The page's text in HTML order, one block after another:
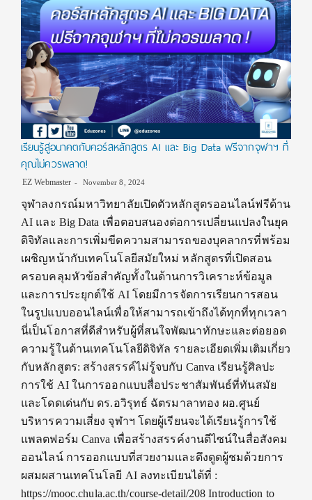
เรียนรู้สู่อนาคตกับคอร์สหลักสูตร AI และ Big Data ฟรีจากจุฬาฯ ที่
คุณไม่ควรพลาด!
EZ Webmaster November 8, 2024
จุฬาลงกรณ์มหาวิทยาลัยเปิดตัวหลักสูตรออนไลน์ฟรีด้าน
AI และ Big Data เพื่อตอบสนองต่อการเปลี่ยนแปลงในยุค
ดิจิทัลและการเพิ่มขีดความสามารถของบุคลากรที่พร้อม
เผชิญหน้ากับเทคโนโลยีสมัยใหม่ หลักสูตรที่เปิดสอน
ครอบคลุมหัวข้อสำคัญทั้งในด้านการวิเคราะห์ข้อมูล
และการประยุกต์ใช้ AI โดยมีการจัดการเรียนการสอน
ในรูปแบบออนไลน์เพื่อให้สามารถเข้าถึงได้ทุกที่ทุกเวลา
นี่เป็นโอกาสที่ดีสำหรับผู้ที่สนใจพัฒนาทักษะและต่อยอด
ความรู้ในด้านเทคโนโลยีดิจิทัล รายละเอียดเพิ่มเติมเกี่ยว
กับหลักสูตร: สร้างสรรค์ไม่รู้จบกับ Canva เรียนรู้ศิลปะ
การใช้ AI ในการออกแบบสื่อประชาสัมพันธ์ที่ทันสมัย
และโดดเด่นกับ ดร.อวิรุทธ์ ฉัตรมาลาทอง ผอ.ศูนย์
บริหารความเสี่ยง จุฬาฯ โดยผู้เรียนจะได้เรียนรู้การใช้
แพลตฟอร์ม Canva เพื่อสร้างสรรค์งานดีไซน์ในสื่อสังคม
ออนไลน์ การออกแบบที่สวยงามและดึงดูดผู้ชมด้วยการ
ผสมผสานเทคโนโลยี AI ลงทะเบียนได้ที่ :
https://mooc.chula.ac.th/course-detail/208 Introduction to